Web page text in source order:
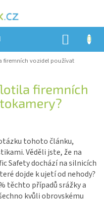
firemních vozidel používat
firemních
tohoto článku,
Věděli jste, že na
Safety dochází na silnicích
dojde k ujetí od nehody?
těchto případů srážky a
kvůli obrovskému